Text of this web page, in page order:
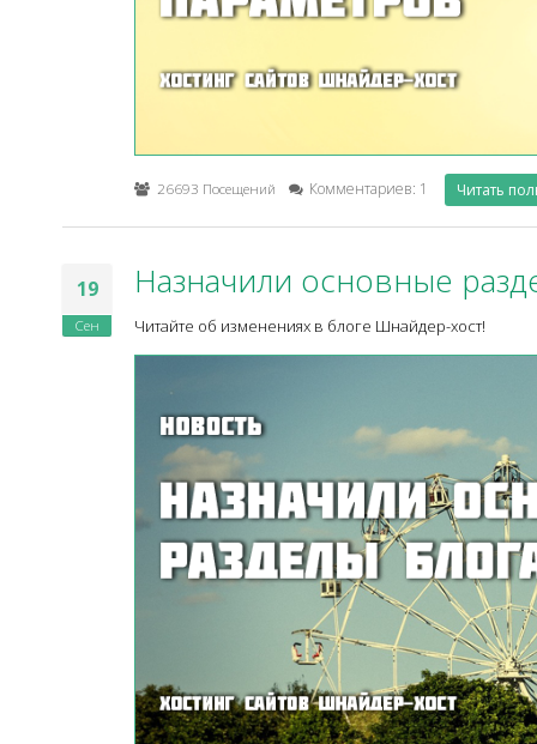
26693 Посещений Комментариев: 1 Читать
19
Сен
Назначили основные
Читайте об изменениях в блоге Шнайдер-хост!